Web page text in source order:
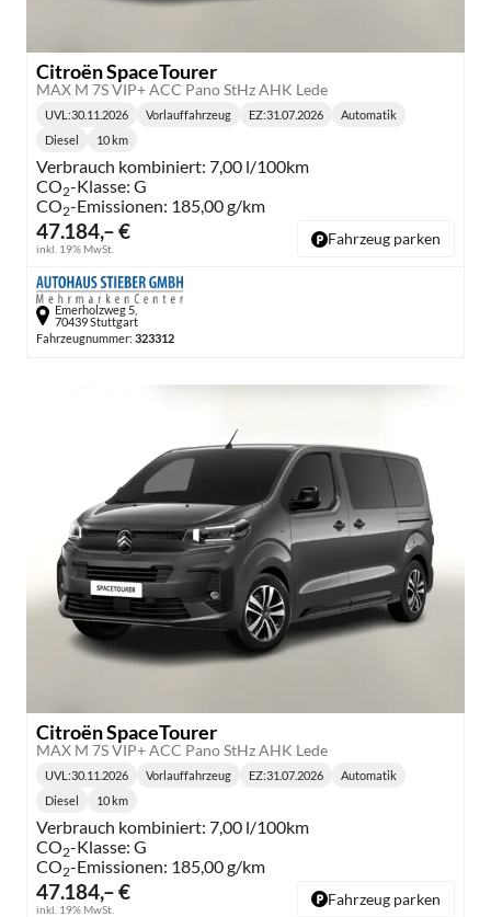
Citroën SpaceTourer
MAX M 7S VIP+ ACC Pano StHz AHK Lede
47.184,– €
inkl. 19% MwSt.
UVL :30.11.2026 Vorlauffahrzeug EZ:31.07.2026 Automatik
Diesel 10 km
Verbrauch kombiniert: 7,00 l/100km
CO2-Klasse: G
CO2-Emissionen: 185,00 g/km
Fahrzeug parken
Emerholzweg 5,
70439 Stuttgart
Fahrzeugnummer: 323312
Citroën SpaceTourer
MAX M 7S VIP+ ACC Pano StHz AHK Lede
47.184,– €
inkl. 19% MwSt.
Lieferzeit:
UVL :30.11.2026 Vorlauffahrzeug EZ:31.07.2026
Getriebe:
Automatik
Kraftstoff:
Diesel
Kilometerstand:
10 km
Verbrauch kombiniert: 7,00 l/100km
CO2-Klasse: G
CO2-Emissionen: 185,00 g/km
Fahrzeug parken